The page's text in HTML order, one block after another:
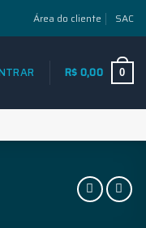
Área do cliente SAC
R$0,00 0